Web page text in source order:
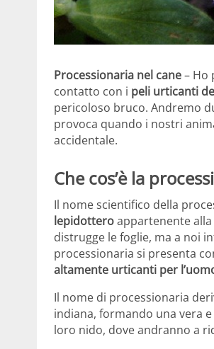
Processionaria nel cane– Ho
contatto con i peli urticanti
pericoloso bruco. Andremo
provoca quando i nostri
accidentale.
Che cos’è la
Il nome scientifico della
lepidotteroappartenente
distrugge le foglie, ma a noi
processionaria si presenta
altamente urticanti per
Il nome di processionaria
indiana, formando una vera
loro nido, dove andranno a